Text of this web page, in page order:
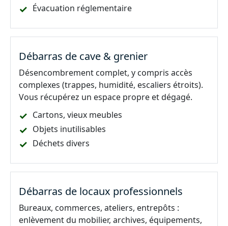
Évacuation réglementaire
Débarras de cave & grenier
Désencombrement complet, y compris accès
complexes (trappes, humidité, escaliers étroits).
Vous récupérez un espace propre et dégagé.
Cartons, vieux meubles
Objets inutilisables
Déchets divers
Débarras de locaux professionnels
Bureaux, commerces, ateliers, entrepôts :
enlèvement du mobilier, archives, équipements,